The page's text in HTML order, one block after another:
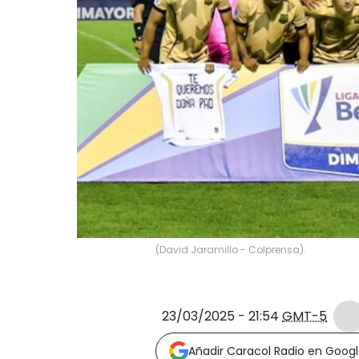
(David Jaramillo - Colprensa).
23/03/2025 - 21:54 GMT-5
Añadir Caracol Radio en